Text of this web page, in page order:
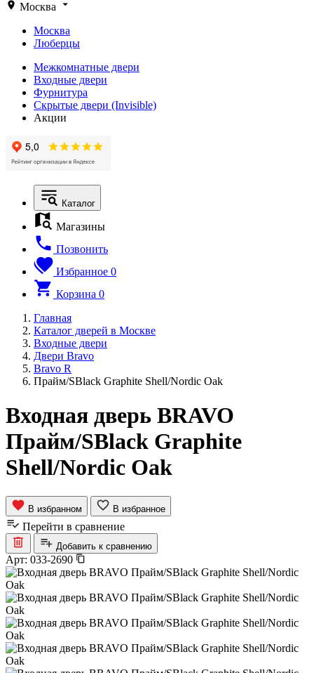
Москва
Москва
Люберцы
Межкомнатные двери
Входные двери
Фурнитура
Скрытые двери (Invisible)
Акции
Каталог
Магазины
Позвонить
Избранное 0
Корзина 0
Главная
Каталог дверей в Москве
Входные двери
Двери Bravo
Bravo R
Прайм/SBlack Graphite Shell/Nordic Oak
Входная дверь BRAVO
Прайм/SBlack Graphite
Shell/Nordic Oak
В избранном В избранное
Перейти в сравнение
Добавить к сравнению
Арт: 033-2690